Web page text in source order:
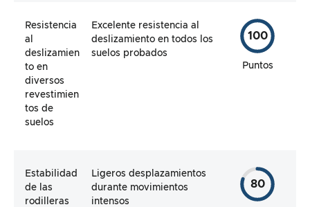
Resistencia
al
deslizamien
to en
diversos
revestimien
tos de
suelos
Excelente resistencia al
deslizamiento en todos los
suelos probados
100
Puntos
Estabilidad
de las
rodilleras
Ligeros desplazamientos
durante movimientos
intensos
80